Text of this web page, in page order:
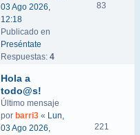
03 Ago 2026,
12:18
Publicado en
Preséntate
Respuestas: 4
83
Hola a
todo@s!
Último mensaje
por barri3 « Lun,
03 Ago 2026,
221